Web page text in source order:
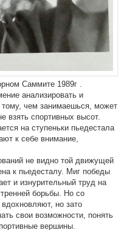
Саммите 1989г .
анализировать и
тому, чем занимаешься, может
взять спортивных высот.
на ступеньки пьедестала
к себе внимание,
не видно той движущей
к пьедесталу. Миг победы
и изнурительный труд на
борьбы. Но со
но зато
свои возможности, понять
вершины.